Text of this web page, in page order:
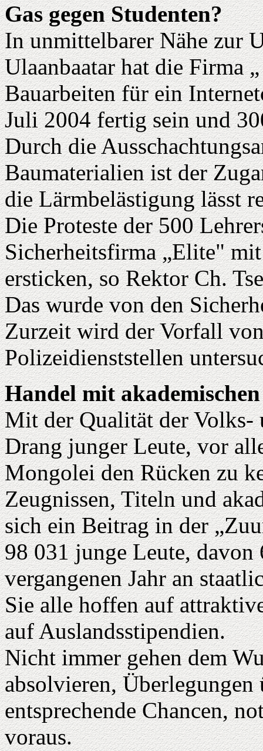
Gas gegen Studenten?
In unmittelbarer Nähe zur
Ulaanbaatar hat die Firma
Bauarbeiten für ein
Juli 2004 fertig sein und
Durch die
Baumaterialien ist der
die Lärmbelästigung lässt
Die Proteste der 500
Sicherheitsfirma „Elite"
ersticken, so Rektor Ch.
Das wurde von den
Zurzeit wird der Vorfall
Polizeidienststellen
Handel mit
Mit der Qualität der Volks-
Drang junger Leute, vor
Mongolei den Rücken zu
Zeugnissen, Titeln und
sich ein Beitrag in der
98 031 junge Leute,
vergangenen Jahr an
Sie alle hoffen auf
auf Auslandsstipendien.
Nicht immer gehen dem
absolvieren,
entsprechende Chancen,
voraus.